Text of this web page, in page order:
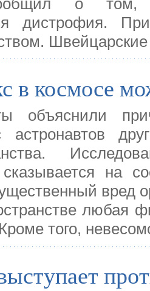
дистрофия.
в космосе
объяснили
астронавтов
сказывается на
вред
любая
того,